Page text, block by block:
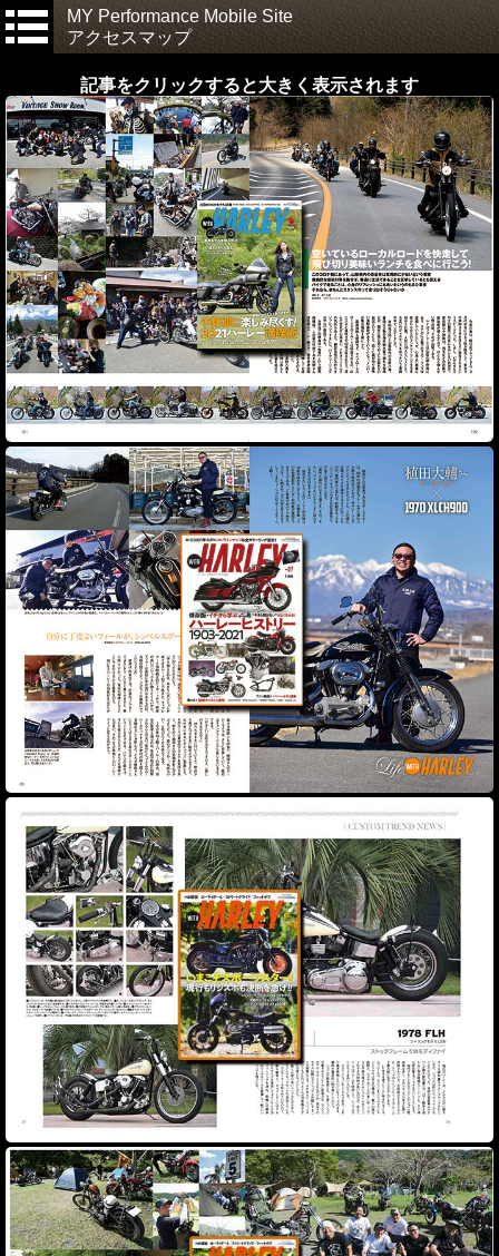
MY Performance Mobile Site
アクセスマップ
記事をクリックすると大きく表示されます